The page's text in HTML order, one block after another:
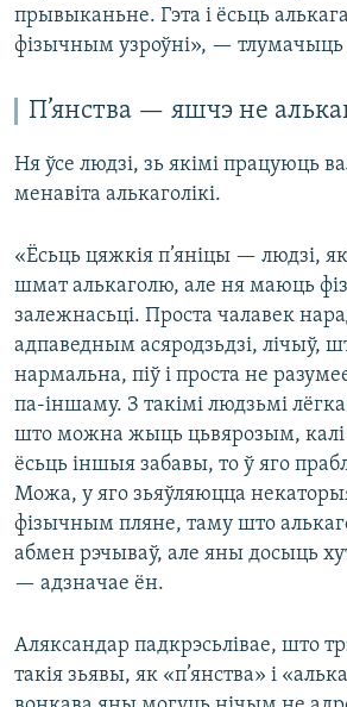
прывыканьне. Гэта і ёсьць
фізычным узроўні», — тлумачыць
П’янства — яшчэ не
Ня ўсе людзі, зь якімі працуюць
менавіта алькаголікі.
«Ёсьць цяжкія п’яніцы — людзі,
шмат алькаголю, але ня маюць
залежнасьці. Проста чалавек
адпаведным асяродзьдзі, лічыў,
нармальна, піў і проста не
па-іншаму. З такімі людзьмі
што можна жыць цьвярозым, калі
ёсьць іншыя забавы, то ў яго
Можа, у яго зьяўляюцца
фізычным пляне, таму што
абмен рэчываў, але яны досыць
— адзначае ён.
Аляксандар падкрэсьлівае, што
такія зьявы, як «п’янства» і